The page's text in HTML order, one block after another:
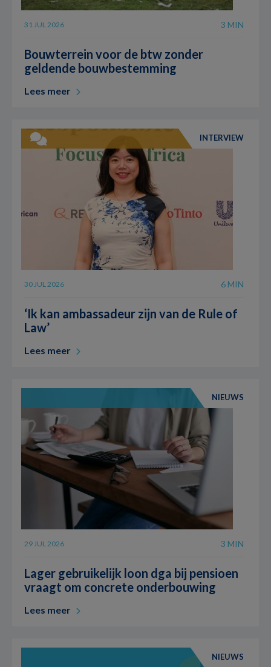
31 JUL 2026 3 MIN
Bouwterrein voor de btw zonder
geldende bouwbestemming
Lees meer
INTERVIEW
30 JUL 2026 6 MIN
‘Ik kan ambassadeur zijn van de Rule of
Law’
Lees meer
NIEUWS
29 JUL 2026 3 MIN
Lager gebruikelijk loon dga bij pensioen
vraagt om concrete onderbouwing
Lees meer
NIEUWS